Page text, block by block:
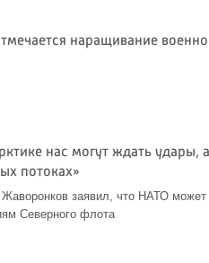
наращивание
нас могут ждать удары,
потоках»
заявил, что НАТО может
Северного флота